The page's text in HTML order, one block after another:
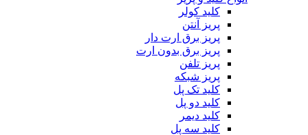
کلید کولر
پریز آنتن
پریز برق ارت دار
پریز برق بدون ارت
پریز تلفن
پریز شبکه
کلید تک پل
کلید دو پل
کلید دیمر
کلید سه پل